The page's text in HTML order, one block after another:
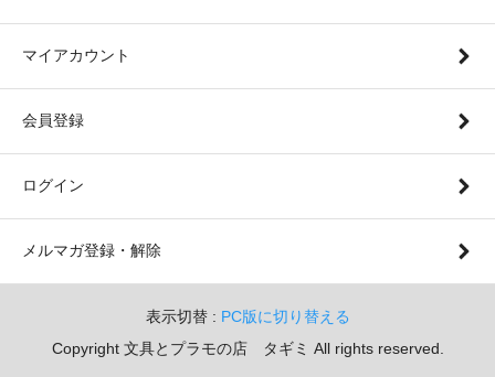
マイアカウント
会員登録
ログイン
メルマガ登録・解除
表示切替 : PC版に切り替える
Copyright 文具とプラモの店 タギミ All rights reserved.